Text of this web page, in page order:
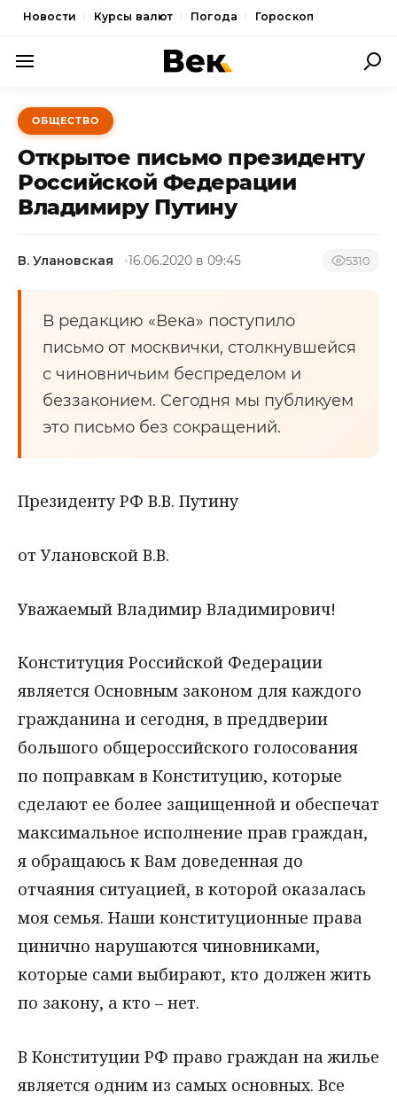
Новости Курсы валют Погода Гороскоп
ПОЛИТИКА
ЭКОНОМИКА
ОБЩЕСТВО
СПОРТ
ОБЩЕСТВО
Открытое письмо президенту
Российской Федерации
Владимиру Путину
В. Улановская 16.06.2020 в 09:45 5310
В редакцию «Века» поступило
письмо от москвички, столкнувшейся
с чиновничьим беспределом и
беззаконием. Сегодня мы публикуем
это письмо без сокращений.
Президенту РФ В.В. Путину
от Улановской В.В.
Уважаемый Владимир Владимирович!
Конституция Российской Федерации
является Основным законом для каждого
гражданина и сегодня, в преддверии
большого общероссийского голосования
по поправкам в Конституцию, которые
сделают ее более защищенной и обеспечат
максимальное исполнение прав граждан,
я обращаюсь к Вам доведенная до
отчаяния ситуацией, в которой оказалась
моя семья. Наши конституционные права
цинично нарушаются чиновниками,
которые сами выбирают, кто должен жить
по закону, а кто – нет.
В Конституции РФ право граждан на жилье
является одним из самых основных. Все